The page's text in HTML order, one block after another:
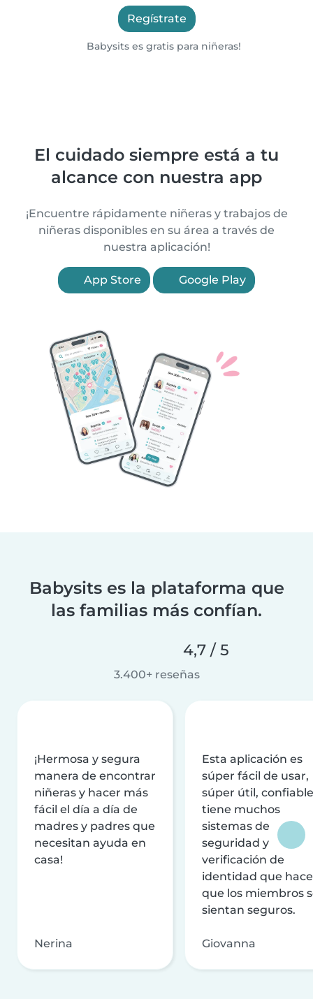
Regístrate
Babysits es gratis para niñeras!
El cuidado siempre está a tu
alcance con nuestra app
¡Encuentre rápidamente niñeras y trabajos de
niñeras disponibles en su área a través de
nuestra aplicación!
App Store Google Play
Babysits es la plataforma que
las familias más confían.
4,7 / 5
3.400+ reseñas
¡Hermosa y segura
manera de encontrar
niñeras y hacer más
fácil el día a día de
madres y padres que
necesitan ayuda en
casa!
Nerina
Esta aplicación es
súper fácil de usar,
súper útil,
tiene muchos
sistemas de
seguridad y
verificación de
identidad que
que los miembros
sientan seguros.
Giovanna